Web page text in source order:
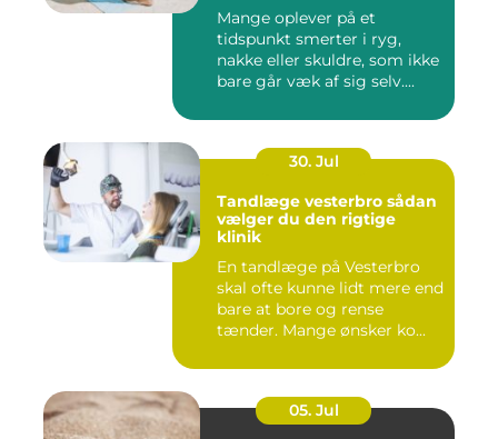
Mange oplever på et
tidspunkt smerter i ryg,
nakke eller skuldre, som ikke
bare går væk af sig selv....
30. Jul
Tandlæge vesterbro sådan
vælger du den rigtige
klinik
En tandlæge på Vesterbro
skal ofte kunne lidt mere end
bare at bore og rense
tænder. Mange ønsker ko...
05. Jul